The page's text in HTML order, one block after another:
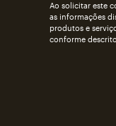
Ao solicitar este
as informações
produtos e
conforme